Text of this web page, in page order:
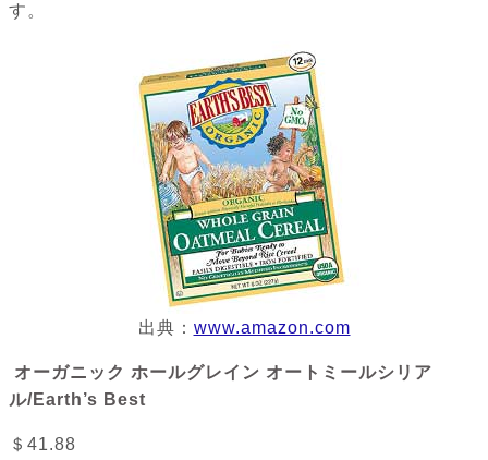
す。
出典： www.amazon.com
オーガニック ホールグレイン オートミールシリア
ル/Earth’s Best
＄41.88